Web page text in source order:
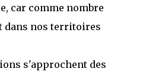
car comme nombre
dans nos territoires
s'approchent des